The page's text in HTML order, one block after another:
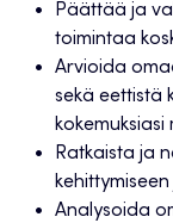
Päättää ja
toimintaa
Arvioida
sekä eettistä
Ratkaista ja
kehittymiseen
Analysoida